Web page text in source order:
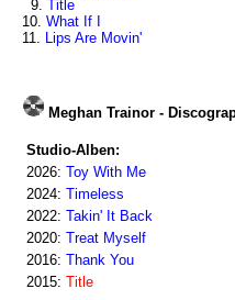
9. Title
10. What If I
11. Lips Are Movin'
Meghan Trainor -
Studio-Alben:
2026: Toy With Me
2024: Timeless
2022: Takin' It Back
2020: Treat Myself
2016: Thank You
2015: Title